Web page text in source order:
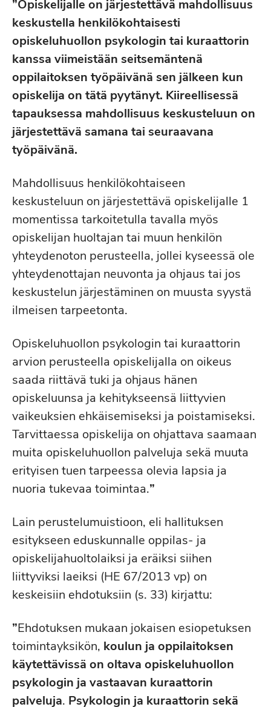
”Opiskelijalle on järjestettävä mahdollisuus
keskustella henkilökohtaisesti
opiskeluhuollon psykologin tai kuraattorin
kanssa viimeistään seitsemäntenä
oppilaitoksen työpäivänä sen jälkeen kun
opiskelija on tätä pyytänyt. Kiireellisessä
tapauksessa mahdollisuus keskusteluun on
järjestettävä samana tai seuraavana
työpäivänä.
Mahdollisuus henkilökohtaiseen
keskusteluun on järjestettävä opiskelijalle 1
momentissa tarkoitetulla tavalla myös
opiskelijan huoltajan tai muun henkilön
yhteydenoton perusteella, jollei kyseessä ole
yhteydenottajan neuvonta ja ohjaus tai jos
keskustelun järjestäminen on muusta syystä
ilmeisen tarpeetonta.
Opiskeluhuollon psykologin tai kuraattorin
arvion perusteella opiskelijalla on oikeus
saada riittävä tuki ja ohjaus hänen
opiskeluunsa ja kehitykseensä liittyvien
vaikeuksien ehkäisemiseksi ja poistamiseksi.
Tarvittaessa opiskelija on ohjattava saamaan
muita opiskeluhuollon palveluja sekä muuta
erityisen tuen tarpeessa olevia lapsia ja
nuoria tukevaa toimintaa.”
Lain perustelumuistioon, eli hallituksen
esitykseen eduskunnalle oppilas- ja
opiskelijahuoltolaiksi ja eräiksi siihen
liittyviksi laeiksi (HE 67/2013 vp) on
keskeisiin ehdotuksiin (s. 33) kirjattu:
”Ehdotuksen mukaan jokaisen esiopetuksen
toimintayksikön, koulun ja oppilaitoksen
käytettävissä on oltava opiskeluhuollon
psykologin ja vastaavan kuraattorin
palveluja. Psykologin ja kuraattorin sekä